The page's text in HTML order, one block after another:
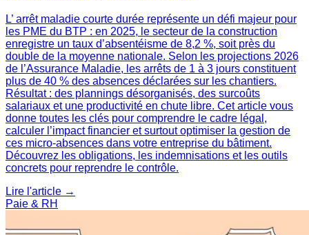
L’ arrêt maladie courte durée représente un défi majeur pour
les PME du BTP : en 2025, le secteur de la construction
enregistre un taux d’absentéisme de 8,2 %, soit près du
double de la moyenne nationale. Selon les projections 2026
de l’Assurance Maladie, les arrêts de 1 à 3 jours constituent
plus de 40 % des absences déclarées sur les chantiers.
Résultat : des plannings désorganisés, des surcoûts
salariaux et une productivité en chute libre. Cet article vous
donne toutes les clés pour comprendre le cadre légal,
calculer l’impact financier et surtout optimiser la gestion de
ces micro-absences dans votre entreprise du bâtiment.
Découvrez les obligations, les indemnisations et les outils
concrets pour reprendre le contrôle.
Lire l'article →
Paie & RH